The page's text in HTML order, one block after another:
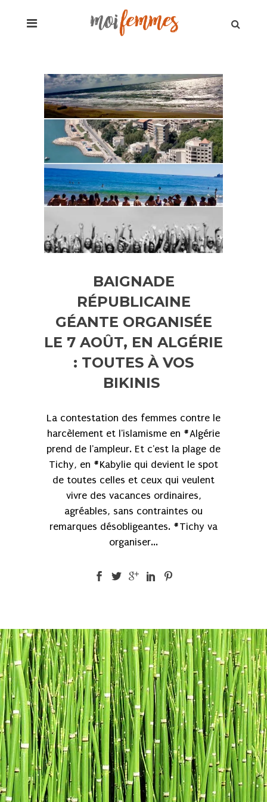
BAIGNADE
RÉPUBLICAINE
GÉANTE ORGANISÉE
LE 7 AOÛT, EN ALGÉRIE
: TOUTES À VOS
BIKINIS
La contestation des femmes contre le
harcèlement et l'islamisme en #Algérie
prend de l'ampleur. Et c'est la plage de
Tichy, en #Kabylie qui devient le spot
de toutes celles et ceux qui veulent
vivre des vacances ordinaires,
agréables, sans contraintes ou
remarques désobligeantes. #Tichy va
organiser...